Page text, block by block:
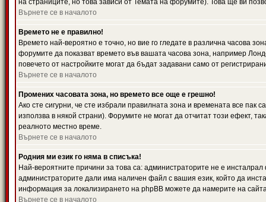
на страниците, но това зависи от Темата на форумите). Това ще ви
Върнете се в началото
Времето не е правилно!
Времето най-вероятно е точно, но вие го гледате в различна часова
форумите да показват времето във вашата часова зона, например
повечето от настройките могат да бъдат задавани само от
Върнете се в началото
Промених часовата зона, но времето все още е грешно!
Ако сте сигурни, че сте избрали правилната зона и времената все
използва в някой страни). Форумите не могат да отчитат този ефект,
реалното местно време.
Върнете се в началото
Родния ми език го няма в списъка!
Най-вероятните причини за това са: администраторите не е
администраторите дали има наличен файл с вашия език, който да
информация за локализирането на phpBB можете да намерите на
Върнете се в началото